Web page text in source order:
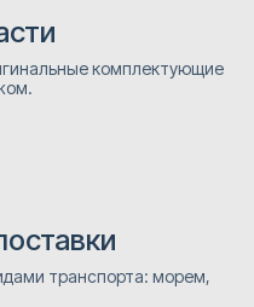
комплектующие
транспорта: морем,